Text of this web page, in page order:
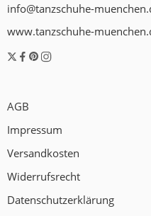
info@tanzschuhe-
www.tanzschuhe-
AGB
Impressum
Versandkosten
Widerrufsrecht
Datenschutzerklärung